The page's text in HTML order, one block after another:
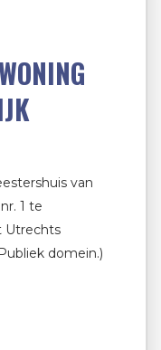
van
1 te
Utrechts
domein.)